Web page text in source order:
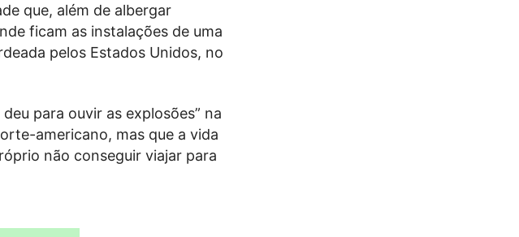
que, além de albergar
ficam as instalações de uma
pelos Estados Unidos, no
para ouvir as explosões” na
americano, mas que a vida
não conseguir viajar para